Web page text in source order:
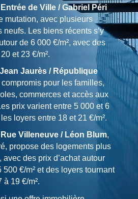
de Ville / Gabriel Péri
mutation, avec plusieurs
neufs. Les biens récents s’y
de 6 000 €/m², avec des
et 23 €/m².
Jaurès / République
pour les familles,
commerces et accès aux
prix varient entre 5 000 et 6
loyers entre 18 et 21 €/m².
Villeneuve / Léon Blum,
propose des logements plus
avec des prix d’achat autour
500 €/m² et des loyers tournant
à 19 €/m².